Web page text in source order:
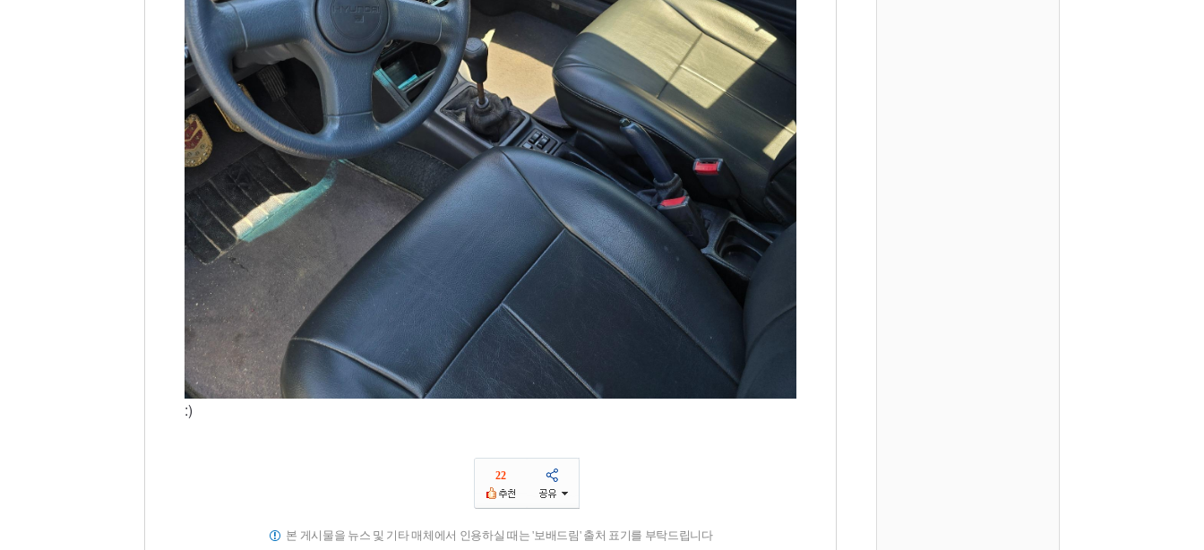
:)
22
본 게시물을 뉴스 및 기타 매체에서 인용하실 때는 '보배드림' 출처 표기를 부탁드립니다